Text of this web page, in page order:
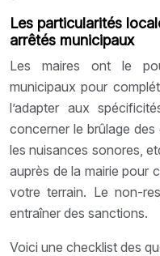
Les particularités
arrêtés municipaux
Les maires ont le
municipaux pour
l’adapter aux
concerner le brûlage
les nuisances sonores,
auprès de la mairie pour
votre terrain. Le non-
entraîner des sanctions.
Voici une checklist des